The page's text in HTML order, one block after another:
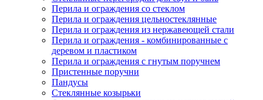
Перила и ограждения со стеклом
Перила и ограждения цельностеклянные
Перила и ограждения из нержавеющей стали
Перила и ограждения - комбинированные с
деревом и пластиком
Перила и ограждения с гнутым поручнем
Пристенные поручни
Пандусы
Стеклянные козырьки